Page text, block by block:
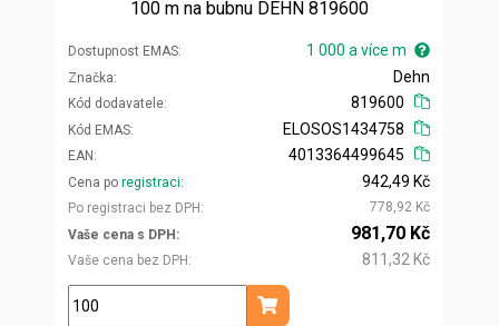
100 m na bubnu DEHN 819600
Dostupnost EMAS 1 000 a více m
Značka
Kód dodavatele
Dehn
819600
Kód EMAS
EAN
ELOSOS1434758
4013364499645
Cena po registraci
Po registraci bez DPH
942,49 Kč
778,92 Kč
Vaše cena s DPH
Vaše cena bez DPH
981,70 Kč
811,32 Kč
m
Přidat do košíku